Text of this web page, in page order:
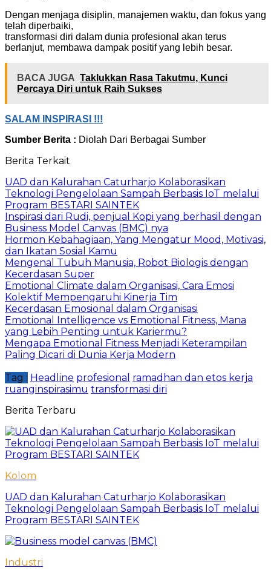
Dengan menjaga disiplin, manajemen waktu, dan fokus yang
telah diperbaiki,
transformasi diri dalam dunia profesional akan terus
berlanjut, membawa dampak positif yang lebih besar.
BACA JUGA Taklukkan Rasa Takutmu, Kunci
Percaya Diri untuk Raih Sukses
SALAM INSPIRASI !!!
Sumber Berita : Diolah Dari Berbagai Sumber
Berita Terkait
UAD dan Kalurahan Caturharjo Kolaborasikan
Teknologi Pengelolaan Sampah Berbasis IoT melalui
Program BESTARI SAINTEK
Inspirasi dari Rudi, penjual Kopi yang berhasil dengan
Business Model Canvas (BMC) nya
Hormon Kebahagiaan, Yang Mengatur Mood, Motivasi,
dan Ikatan Sosial Kamu
Mengenal Tubuh Manusia, Robot Biologis dengan
Kecerdasan Super
Emotional Climate dalam Organisasi, Cara Emosi
Kolektif Mempengaruhi Kinerja Tim
Kecerdasan Emosional dalam Organisasi
Emotional Intelligence vs Emotional Fitness, Mana
yang Lebih Penting untuk Kariermu?
Mengapa Emotional Fitness Menjadi Keterampilan
Paling Dicari di Dunia Kerja Modern
Tag : Headline profesional ramadhan dan etos kerja
ruanginspirasimu transformasi diri
Berita Terbaru
Kolom
UAD dan Kalurahan Caturharjo Kolaborasikan
Teknologi Pengelolaan Sampah Berbasis IoT melalui
Program BESTARI SAINTEK
Industri